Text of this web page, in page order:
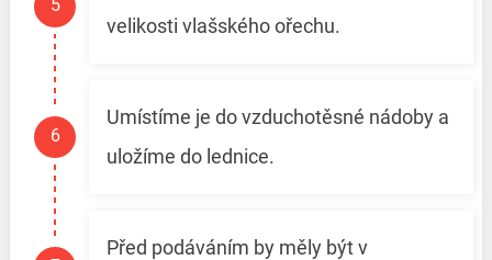
velikosti vlašského ořechu.
Umístíme je do vzduchotěsné nádoby a
uložíme do lednice.
Před podáváním by měly být v